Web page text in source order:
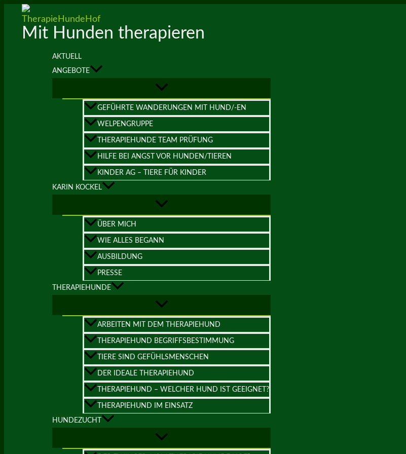
Inhalt
springenMit Hunden therapieren
AKTUELL
ANGEBOTE
GEFÜHRTE WANDERUNGEN MIT HUND/-EN
WELPENGRUPPE
THERAPIEHUNDE TEAM PRÜFUNG
HILFE BEI ANGST VOR HUNDEN/TIEREN
KINDER AG – TIERE FÜR KINDER
KARIN KOCKEL
ÜBER MICH
WIE ALLES BEGANN
AUSBILDUNG
PRESSE
THERAPIEHUNDE
ARBEITEN MIT DEM THERAPIEHUND
THERAPIEHUND BEGRIFFSBESTIMMUNG
TIERE SIND GEFÜHLSMENSCHEN
DER IDEALE THERAPIEHUND
THERAPIEHUND – WELCHER HUND IST GEEIGNET?
THERAPIEHUND IM EINSATZ
HUNDEZUCHT